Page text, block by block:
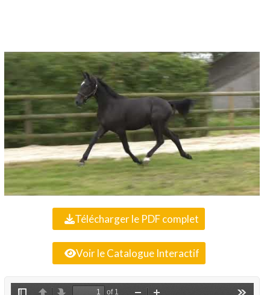
Télécharger le PDF complet
Voir le Catalogue Interactif